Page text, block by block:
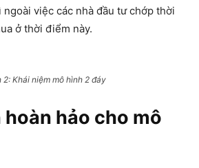
việc các nhà đầu tư chớp thời
ở thời điểm này.
2: Khái niệm mô hình 2 đáy
hoàn hảo cho mô